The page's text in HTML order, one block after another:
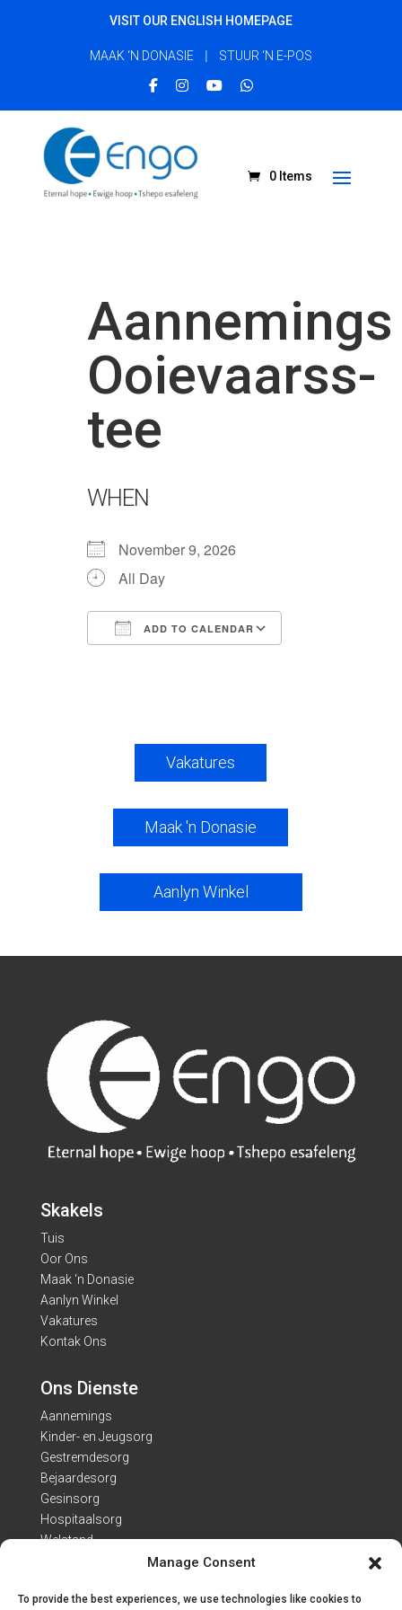
Manage Consent
To provide the best experiences, we use technologies like cookies to
VISIT OUR ENGLISH HOMEPAGE
MAAK ‘N DONASIE | STUUR ‘N E-POS
0 Items
Aannemings
Ooievaarss-
tee
WHEN
November 9, 2026
All Day
ADD TO CALENDAR
Vakatures
Maak 'n Donasie
Aanlyn Winkel
Skakels
Tuis
Oor Ons
Maak ‘n Donasie
Aanlyn Winkel
Vakatures
Kontak Ons
Ons Dienste
Aannemings
Kinder- en Jeugsorg
Gestremdesorg
Bejaardesorg
Gesinsorg
Hospitaalsorg
Welstand